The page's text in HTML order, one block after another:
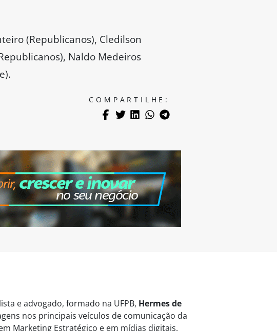
(Republicanos), Cledilson
Naldo Medeiros
COMPARTILHE:
e advogado, formado na UFPB, Hermes de
nos principais veículos de comunicação da
Marketing Estratégico e em mídias digitais.